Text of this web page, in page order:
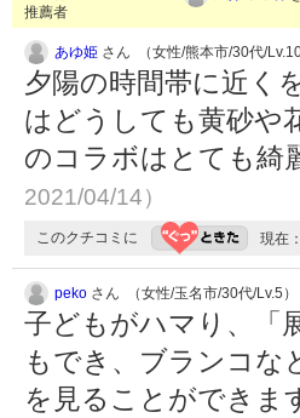
推薦者
あゆ姫 さん （女性/熊本市/30代/
夕陽の時間帯に近く
はどうしても黄砂や
のコラボはとても綺
2021/04/14）
このクチコミに 現在：
peko さん （女性/玉名市/30代/Lv.5）
子どもがハマり、「
もでき、ブランコな
を見ることができま